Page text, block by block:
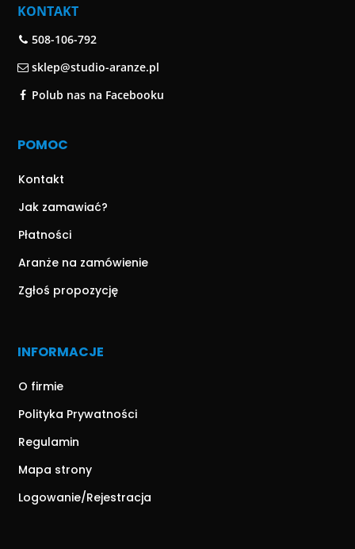
KONTAKT
508-106-792
sklep@studio-aranze.pl
Polub nas na Facebooku
POMOC
Kontakt
Jak zamawiać?
Płatności
Aranże na zamówienie
Zgłoś propozycję
INFORMACJE
O firmie
Polityka Prywatności
Regulamin
Mapa strony
Logowanie/Rejestracja